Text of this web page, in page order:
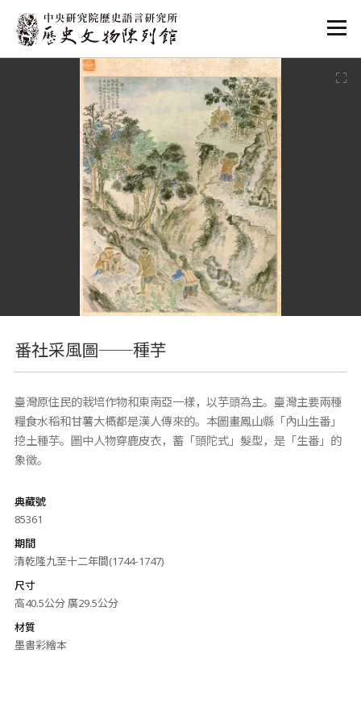
:::
番社采風圖──種芋
臺灣原住民的栽培作物和東南亞一樣，以芋頭為主。臺灣主要兩種
糧食水稻和甘薯大概都是漢人傳來的。本圖畫鳳山縣「內山生番」
挖土種芋。圖中人物穿鹿皮衣，蓄「頭陀式」髮型，是「生番」的
象徵。
典藏號
85361
期間
清乾隆九至十二年間(1744-1747)
尺寸
高40.5公分 廣29.5公分
材質
墨書彩繪本